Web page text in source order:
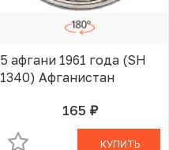
5 афгани 1961 года (SH
1340) Афганистан
165 руб.В КОРЗИНЕ
КУПИТЬ